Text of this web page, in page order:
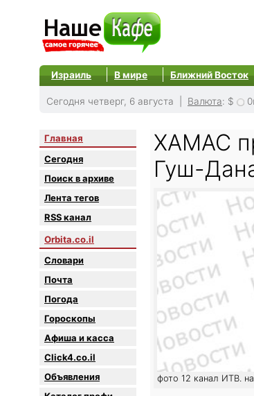
Израиль В мире Ближний Восток
Сегодня четверг, 6 августа | Валюта: $
Главная
Сегодня
Поиск в архиве
Лента тегов
RSS канал
Orbita.co.il
Словари
Почта
Погода
Гороскопы
Афиша и касса
Click4.co.il
Объявления
ХАМАС
Гуш-
фото 12 канал ИТВ.